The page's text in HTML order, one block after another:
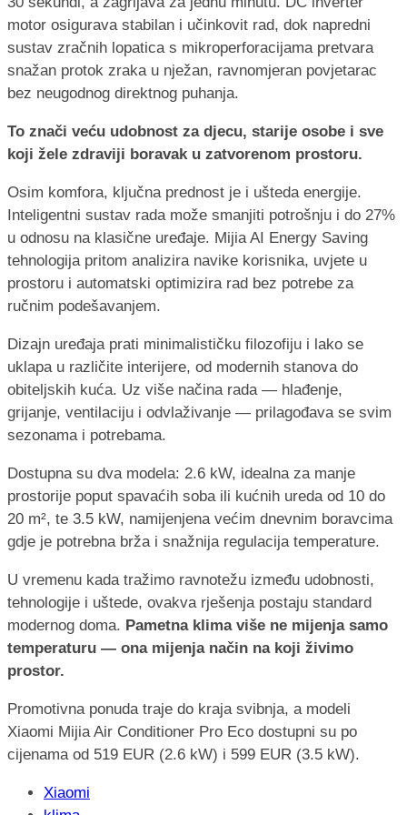
motor osigurava stabilan i učinkovit rad, dok napredni
sustav zračnih lopatica s mikroperforacijama pretvara
snažan protok zraka u nježan, ravnomjeran povjetarac
bez neugodnog direktnog puhanja.
To znači veću udobnost za djecu, starije osobe i sve
koji žele zdraviji boravak u zatvorenom prostoru.
Osim komfora, ključna prednost je i ušteda energije.
Inteligentni sustav rada može smanjiti potrošnju i do 27%
u odnosu na klasične uređaje. Mijia AI Energy Saving
tehnologija pritom analizira navike korisnika, uvjete u
prostoru i automatski optimizira rad bez potrebe za
ručnim podešavanjem.
Dizajn uređaja prati minimalističku filozofiju i lako se
uklapa u različite interijere, od modernih stanova do
obiteljskih kuća. Uz više načina rada — hlađenje,
grijanje, ventilaciju i odvlaživanje — prilagođava se svim
sezonama i potrebama.
Dostupna su dva modela: 2.6 kW, idealna za manje
prostorije poput spavaćih soba ili kućnih ureda od 10 do
20 m², te 3.5 kW, namijenjena većim dnevnim boravcima
gdje je potrebna brža i snažnija regulacija temperature.
U vremenu kada tražimo ravnotežu između udobnosti,
tehnologije i uštede, ovakva rješenja postaju standard
modernog doma. Pametna klima više ne mijenja samo
temperaturu — ona mijenja način na koji živimo
prostor.
Promotivna ponuda traje do kraja svibnja, a modeli
Xiaomi Mijia Air Conditioner Pro Eco dostupni su po
cijenama od 519 EUR (2.6 kW) i 599 EUR (3.5 kW).
Xiaomi